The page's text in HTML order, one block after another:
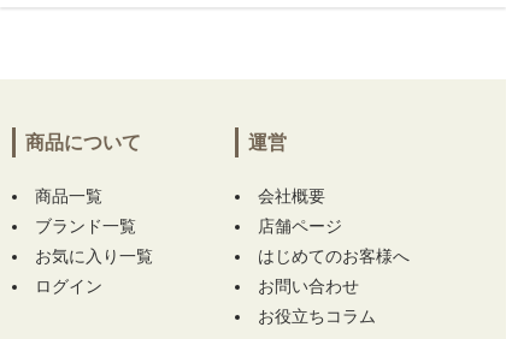
商品について
商品一覧
ブランド一覧
お気に入り一覧
ログイン
運営
会社概要
店舗ページ
はじめてのお客様へ
お問い合わせ
お役立ちコラム